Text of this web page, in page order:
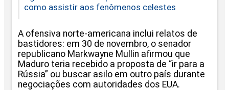
como assistir aos fenômenos celestes
A ofensiva norte-americana inclui relatos de
bastidores: em 30 de novembro, o senador
republicano Markwayne Mullin afirmou que
Maduro teria recebido a proposta de “ir para a
Rússia” ou buscar asilo em outro país durante
negociações com autoridades dos EUA.